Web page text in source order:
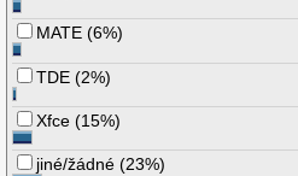
MATE (6%)
TDE (2%)
Xfce (15%)
jiné/žádné (23%)